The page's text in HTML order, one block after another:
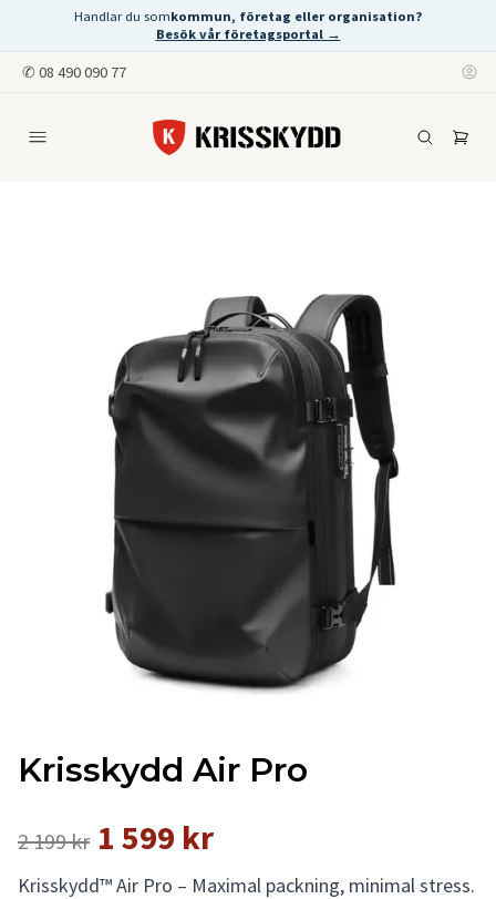
Handlar du somkommun, företag eller organisation?
Besök vår företagsportal →
✆ 08 490 090 77
Krisskydd Air Pro
2 199 kr 1 599 kr
Krisskydd™ Air Pro – Maximal packning, minimal stress.